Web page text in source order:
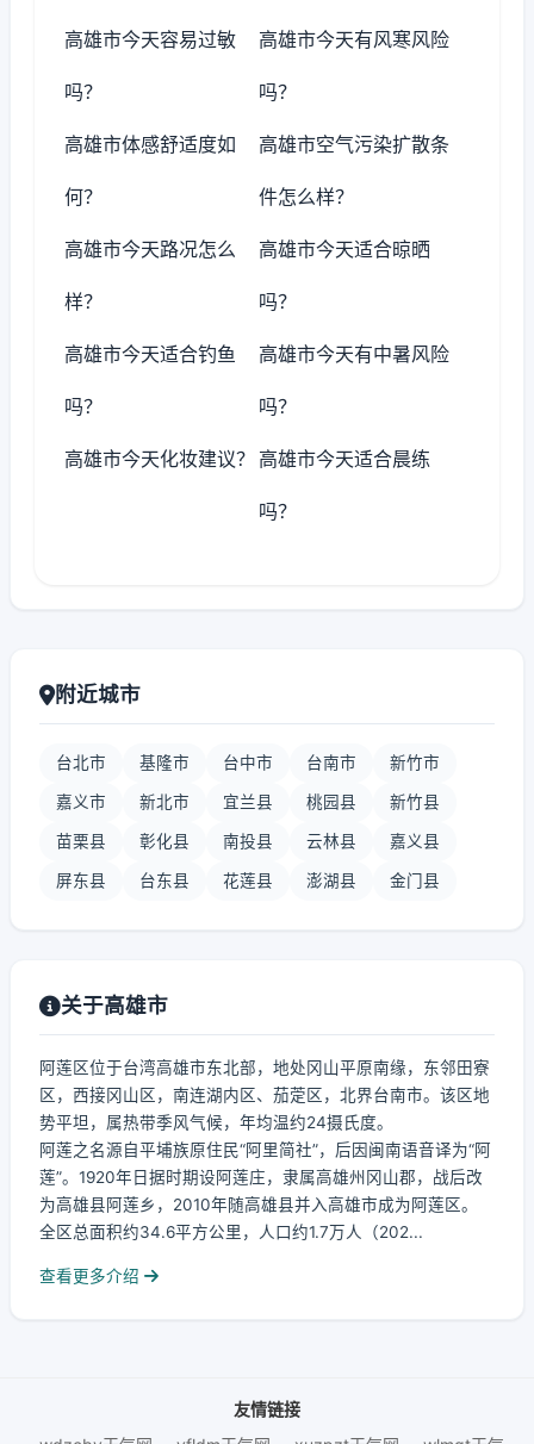
高雄市今天容易过敏
吗？
高雄市今天有风寒风险
吗？
高雄市体感舒适度如
何？
高雄市空气污染扩散条
件怎么样？
高雄市今天路况怎么
样？
高雄市今天适合晾晒
吗？
高雄市今天适合钓鱼
吗？
高雄市今天有中暑风险
吗？
高雄市今天化妆建议？ 高雄市今天适合晨练
吗？
附近城市
台北市 基隆市 台中市 台南市 新竹市
嘉义市 新北市 宜兰县 桃园县 新竹县
苗栗县 彰化县 南投县 云林县 嘉义县
屏东县 台东县 花莲县 澎湖县 金门县
关于高雄市
阿莲区位于台湾高雄市东北部，地处冈山平原南缘，东邻田寮
区，西接冈山区，南连湖内区、茄萣区，北界台南市。该区地
势平坦，属热带季风气候，年均温约24摄氏度。
阿莲之名源自平埔族原住民“阿里简社”，后因闽南语音译为“阿
莲”。1920年日据时期设阿莲庄，隶属高雄州冈山郡，战后改
为高雄县阿莲乡，2010年随高雄县并入高雄市成为阿莲区。
全区总面积约34.6平方公里，人口约1.7万人（202...
查看更多介绍
友情链接